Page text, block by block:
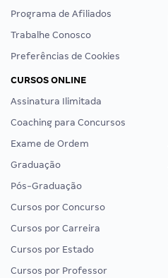
Programa de Afiliados
Trabalhe Conosco
Preferências de Cookies
CURSOS ONLINE
Assinatura Ilimitada
Coaching para Concursos
Exame de Ordem
Graduação
Pós-Graduação
Cursos por Concurso
Cursos por Carreira
Cursos por Estado
Cursos por Professor